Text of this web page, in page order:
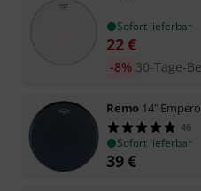
Sofort lieferbar
22€
30-Tage-
-8%
Remo 14"
46
Sofort lieferbar
39€